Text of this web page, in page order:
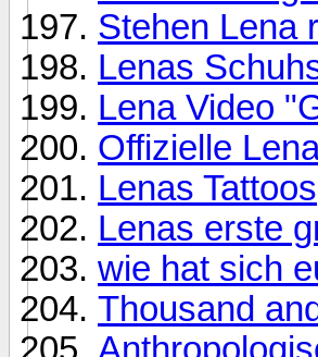
Stehen Lena
Lenas
Lena Video
Offizielle
Lenas Tattoos
Lenas erste
wie hat sich
Thousand